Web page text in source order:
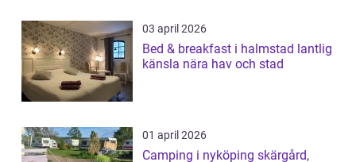
03 april 2026
Bed & breakfast i halmstad lantlig
känsla nära hav och stad
01 april 2026
Camping i nyköping skärgård,